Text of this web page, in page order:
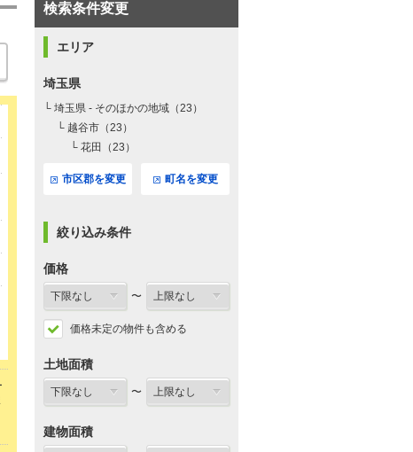
検索条件変更
エリア
埼玉県
└ 埼玉県 - そのほかの地域（23）
└ 越谷市（23）
└ 花田（23）
市区郡を変更 町名を変更
絞り込み条件
価格
〜
価格未定の物件も含める
土地面積
〜
建物面積